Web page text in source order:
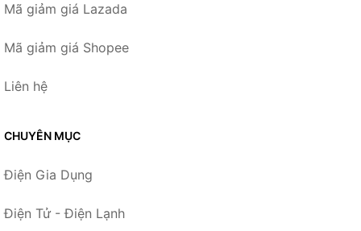
Mã giảm giá Lazada
Mã giảm giá Shopee
Liên hệ
CHUYÊN MỤC
Điện Gia Dụng
Điện Tử - Điện Lạnh